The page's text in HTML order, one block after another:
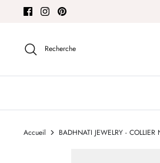
Recherche
Accueil BADHNATI JEWELRY -